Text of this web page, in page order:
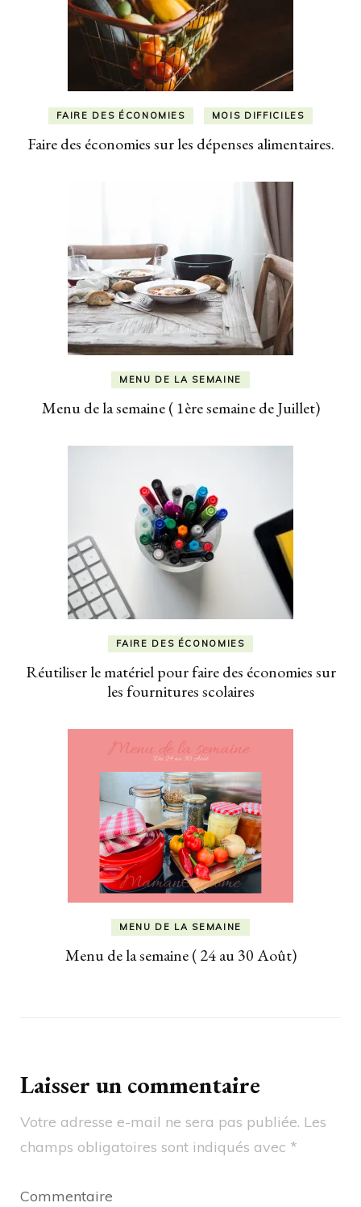
FAIRE DES ÉCONOMIES MOIS DIFFICILES
Faire des économies sur les dépenses alimentaires.
MENU DE LA SEMAINE
Menu de la semaine ( 1ère semaine de Juillet)
FAIRE DES ÉCONOMIES
Réutiliser le matériel pour faire des économies sur
les fournitures scolaires
MENU DE LA SEMAINE
Menu de la semaine ( 24 au 30 Août)
Laisser un commentaire
Votre adresse e-mail ne sera pas publiée. Les
champs obligatoires sont indiqués avec *
Commentaire